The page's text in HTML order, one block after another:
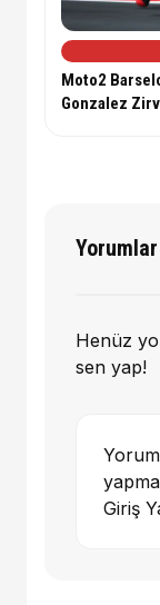
Moto2
Gonzalez
Yorumlar
Henüz
sen yap!
Giriş